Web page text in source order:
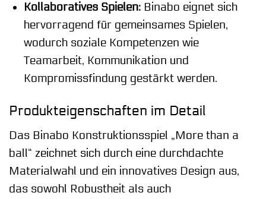
Kollaboratives Spielen:Binabo eignet sich
hervorragend für gemeinsames Spielen,
wodurch soziale Kompetenzen wie
Teamarbeit, Kommunikation und
Kompromissfindung gestärkt werden.
Produkteigenschaften im Detail
Das Binabo Konstruktionsspiel „More than a
ball“ zeichnet sich durch eine durchdachte
Materialwahl und ein innovatives Design aus,
das sowohl Robustheit als auch